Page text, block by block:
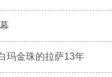
玛金珠的拉萨13年